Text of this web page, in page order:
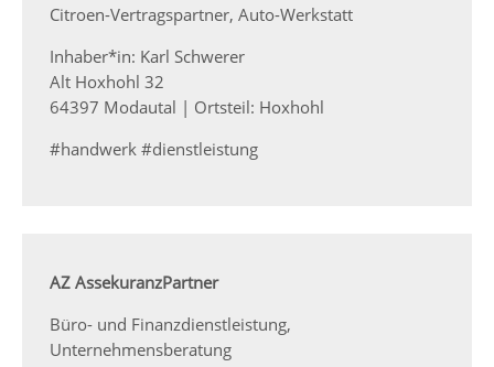
Citroen-Vertragspartner, Auto-Werkstatt
Inhaber*in: Karl Schwerer
Alt Hoxhohl 32
64397 Modautal | Ortsteil: Hoxhohl
#handwerk #dienstleistung
AZ AssekuranzPartner
Büro- und Finanzdienstleistung,
Unternehmensberatung